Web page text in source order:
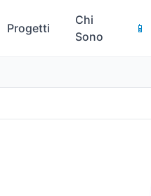
Progetti
Chi
Sono
📱